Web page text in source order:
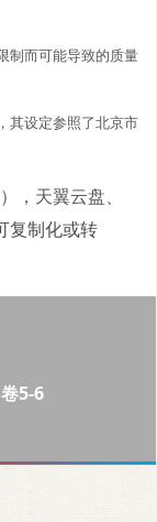
制而可能导致的质量
其设定参照了北京市
，天翼云盘、
复制化或转
5-6